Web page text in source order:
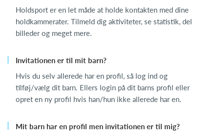
Holdsport er en let måde at holde kontakten med dine
holdkammerater. Tilmeld dig aktiviteter, se statistik, del
billeder og meget mere.
Invitationen er til mit barn?
Hvis du selv allerede har en profil, så log ind og
tilføj/vælg dit barn. Ellers login på dit barns profil eller
opret en ny profil hvis han/hun ikke allerede har en.
Mit barn har en profil men invitationen er til mig?